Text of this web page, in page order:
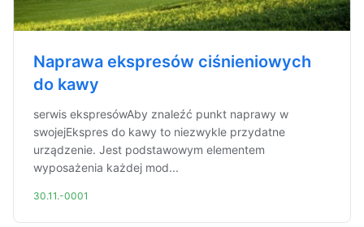
Naprawa ekspresów ciśnieniowych
do kawy
serwis ekspresówAby znaleźć punkt naprawy w
swojejEkspres do kawy to niezwykle przydatne
urządzenie. Jest podstawowym elementem
wyposażenia każdej mod...
30.11.-0001